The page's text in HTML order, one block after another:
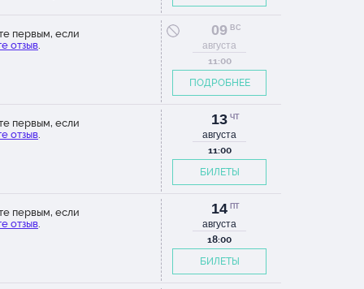
Спасибо актёрам и
этого представления!
первым, если
отзыв.
09 ВС
августа
11:00
ПОДРОБНЕЕ
первым, если
отзыв.
13 ЧТ
августа
11:00
БИЛЕТЫ
первым, если
отзыв.
14 ПТ
августа
18:00
БИЛЕТЫ